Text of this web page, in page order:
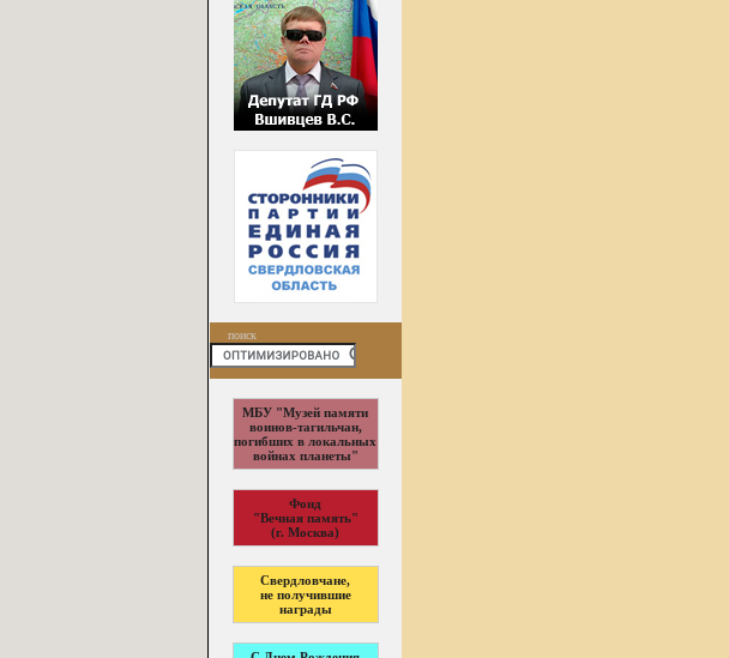
поиск
МБУ "Музей памяти
воинов-тагильчан,
погибших в локальных
войнах планеты"
Фонд
"Вечная память"
(г. Москва)
Свердловчане,
не получившие
награды